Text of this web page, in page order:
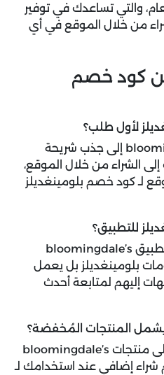
والتي تساعدك في توفير
من خلال الموقع في أي
عن كود خصم
لأول طلب؟
نعم، سعى موقع bloomingdale’s إلى جذب شريحة
الشراء من خلال الموقع،
لـ كود خصم بلومينغديلز
للتطبيق؟
بالتأكيد، يُمكن لمستخدمي تطبيق bloomingdale’s
بلومينغديلز بل يعمل
إليهم لمتابعة أحدث
المنتجات المُخفضة؟
نعم، يُمكنك الآن الحصول على منتجات bloomingdale’s
إضافي عند استخدامك لـ